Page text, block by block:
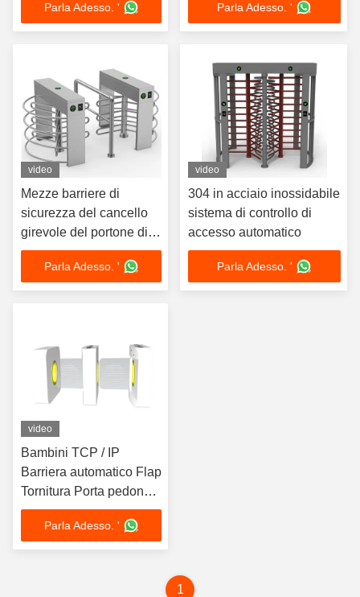
Parla Adesso. '
acciaio inossidabile
Parla Adesso. '
video
Mezze barriere di
sicurezza del cancello
girevole del portone di
altezza dell'interfaccia
RS485 550mm
Parla Adesso. '
video
304 in acciaio inossidabile
sistema di controllo di
accesso automatico
Parla Adesso. '
video
Bambini TCP / IP
Barriera automatico Flap
Tornitura Porta pedonale
Anti pizzico
Parla Adesso. '
1